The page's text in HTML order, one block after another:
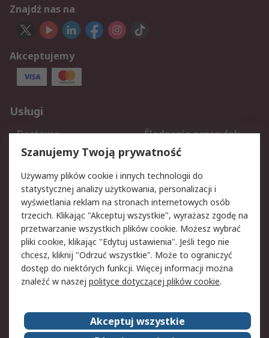
Znajdź nas na
Akceptujemy
Usługi
Dostawa
Śledzenie przesyłek
Reklamacje i zwroty
Rejestracja
Aspekty prawne
Bezpieczeństwo e-
maila
Polityka dotycząca
plików cookie
Polityka prywatności
Użytkowanie witryny
Zastrzeżenia prawne
Warunki Sprzedaży
Kontakt
Szanujemy Twoją prywatność
Używamy plików cookie i innych technologii do
statystycznej analizy użytkowania, personalizacji i
wyświetlania reklam na stronach internetowych osób
trzecich. Klikając "Akceptuj wszystkie", wyrażasz zgodę na
przetwarzanie wszystkich plików cookie. Możesz wybrać
pliki cookie, klikając "Edytuj ustawienia". Jeśli tego nie
chcesz, kliknij "Odrzuć wszystkie". Może to ograniczyć
dostęp do niektórych funkcji. Więcej informacji można
znaleźć w naszej polityce dotyczącej plików cookie.
Akceptuj wszystkie